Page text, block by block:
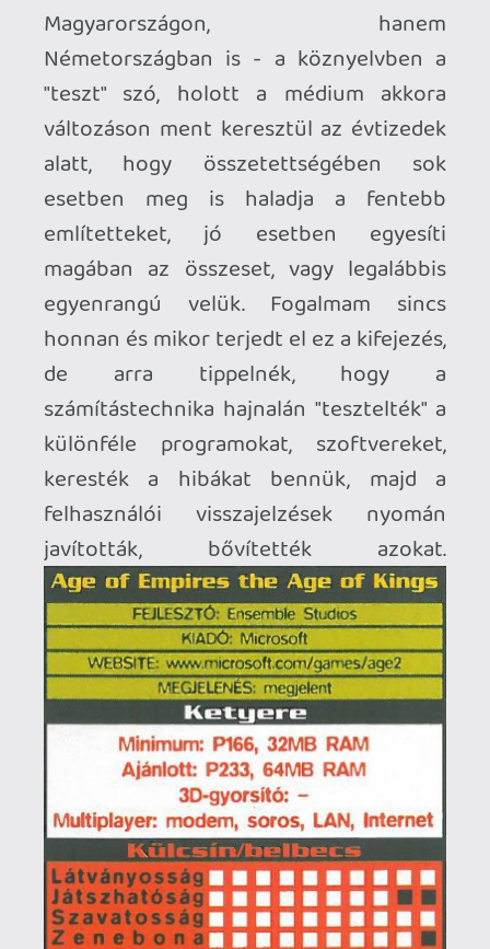
Az én füleimnek mindig is jobban
csengett a megjelenés előtti játékok
esetében az "előzetes", a már
megjelentek esetében a "bemutató"
megnevezés, de a kritika, a cikk, esetleg a
publikáció vagy egyszerűen csak írás is
jobban hangzik. Tesztelni
tulajdonképpen bármilyen terméket
(vagy szolgáltatást, teljesítményt,
képességet) tudunk, tetszőlegesen
beírhatunk a keresőbe egy random szót
a teszt elé és minden bizonnyal lesznek
találatok: majonéz teszt, sör teszt,